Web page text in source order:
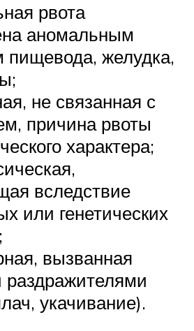
рвота
аномальным
пищевода, желудка,
не связанная с
причина рвоты
характера;
вследствие
или генетических
вызванная
укачивание).